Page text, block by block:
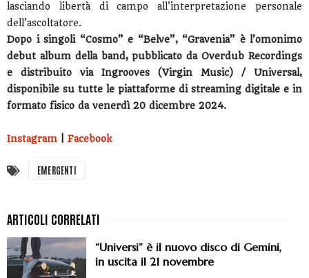
lasciando libertà di campo all'interpretazione personale
dell’ascoltatore.
Dopo i singoli “Cosmo” e “Belve”, “Gravenia” è l’omonimo
debut album della band, pubblicato da Overdub Recordings
e distribuito via Ingrooves (Virgin Music) / Universal,
disponibile su tutte le piattaforme di streaming digitale e in
formato fisico da venerdì 20 dicembre 2024.
Instagram Facebook
EMERGENTI
“Universi” è il nuovo disco di Gemini,
in uscita il 21 novembre